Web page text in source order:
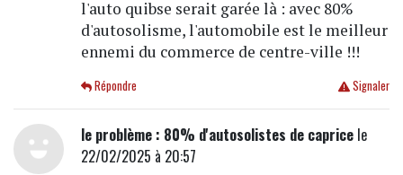
l'auto quibse serait garée là : avec 80%
d'autosolisme, l'automobile est le meilleur
ennemi du commerce de centre-ville !!!
Signaler
Répondre
le problème : 80% d'autosolistes de capricele
22/02/2025 à 20:57